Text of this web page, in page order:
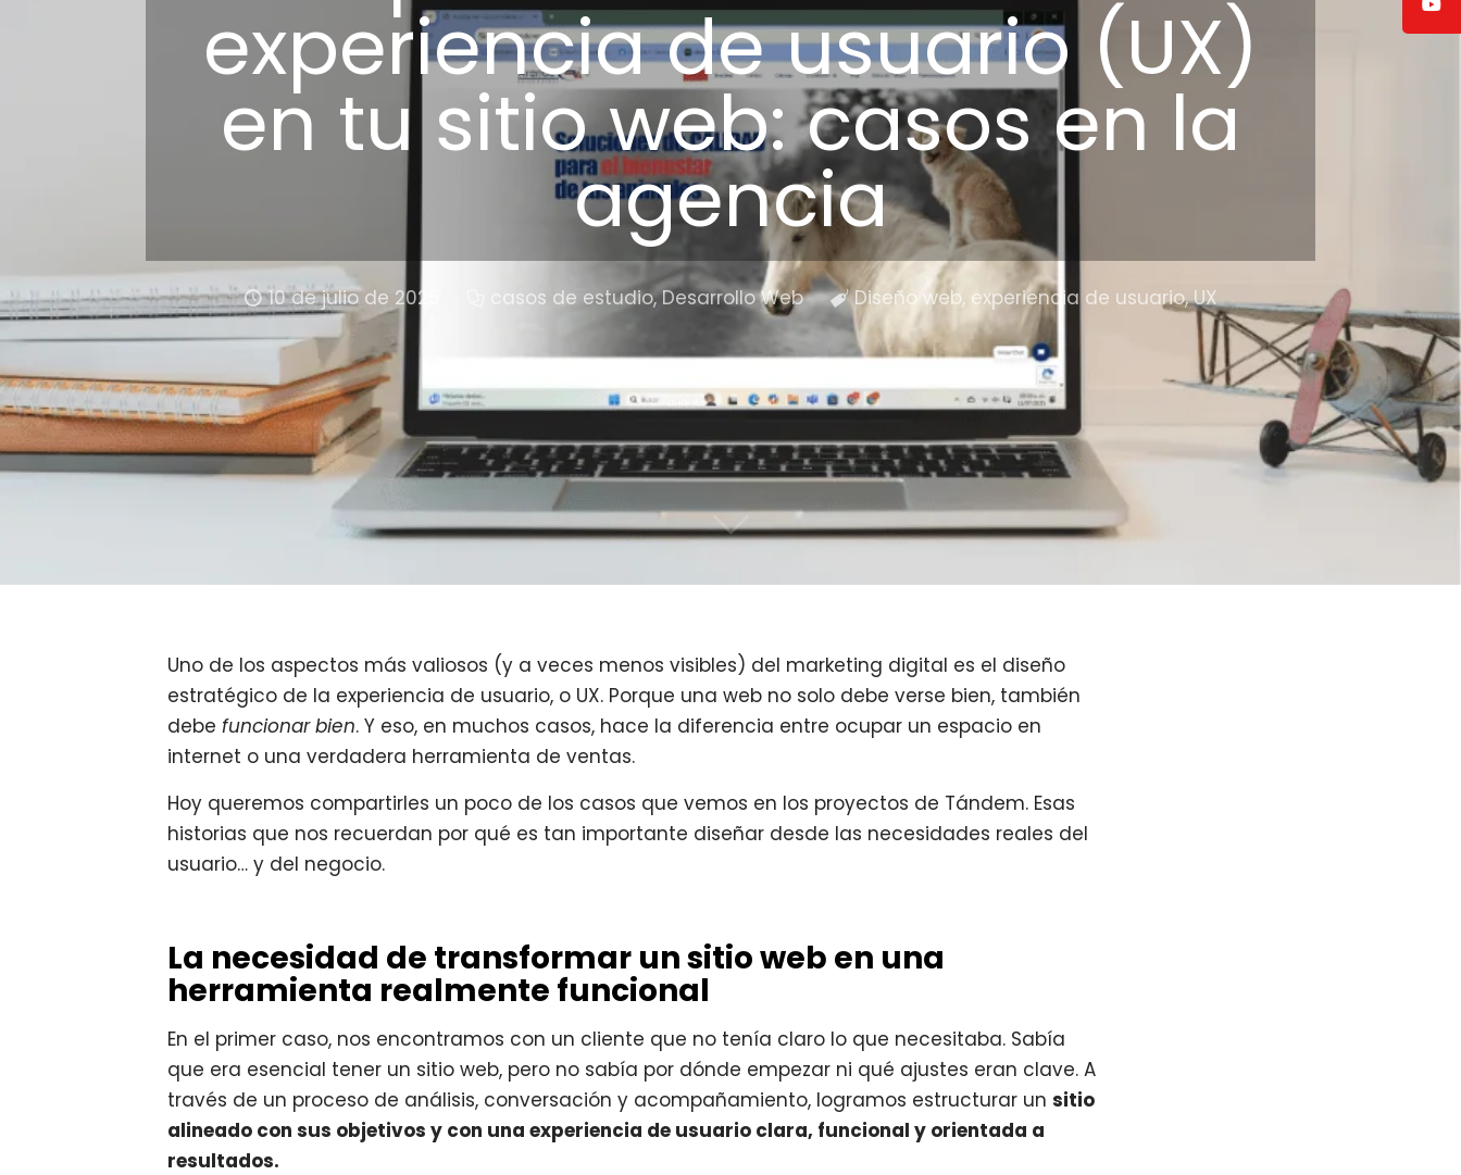
experiencia de usuario (UX)
en tu sitio web: casos en la
agencia
10 de julio de 2025 casos de estudio,Desarrollo Web Diseño web, experiencia de usuario,UX
Uno de los aspectos más valiosos (y a veces menos visibles) del marketing digital es el diseño
estratégico de la experiencia de usuario, o UX. Porque una web no solo debe verse bien, también
debe funcionar bien. Y eso, en muchos casos, hace la diferencia entre ocupar un espacio en
internet o una verdadera herramienta de ventas.
Hoy queremos compartirles un poco de los casos que vemos en los proyectos de Tándem. Esas
historias que nos recuerdan por qué es tan importante diseñar desde las necesidades reales del
usuario… y del negocio.
La necesidad de transformar un sitio web en una
herramienta realmente funcional
En el primer caso, nos encontramos con un cliente que no tenía claro lo que necesitaba. Sabía
que era esencial tener un sitio web, pero no sabía por dónde empezar ni qué ajustes eran clave. A
través de un proceso de análisis, conversación y acompañamiento, logramos estructurar un sitio
alineado con sus objetivos y con una experiencia de usuario clara, funcional y orientada a
resultados.